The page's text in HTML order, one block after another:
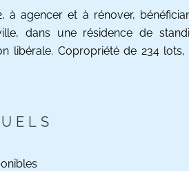
à agencer et à rénover,
dans une résidence de
libérale. Copropriété de 234